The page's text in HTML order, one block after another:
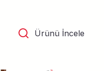
Ürünü İncele